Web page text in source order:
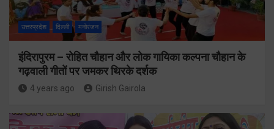
उत्तरप्रदेश दिल्ली मनोरंजन
इंदिरापुरम – रोहित चौहान और लोक गायिका कल्पना चौहान के
गढ़वाली गीतों पर जमकर थिरके दर्शक
4 years ago Girish Gairola